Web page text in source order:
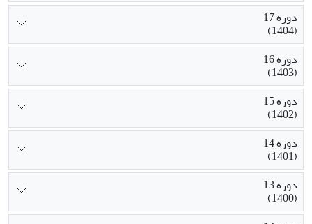
دوره 17
(1404)
دوره 16
(1403)
دوره 15
(1402)
دوره 14
(1401)
دوره 13
(1400)